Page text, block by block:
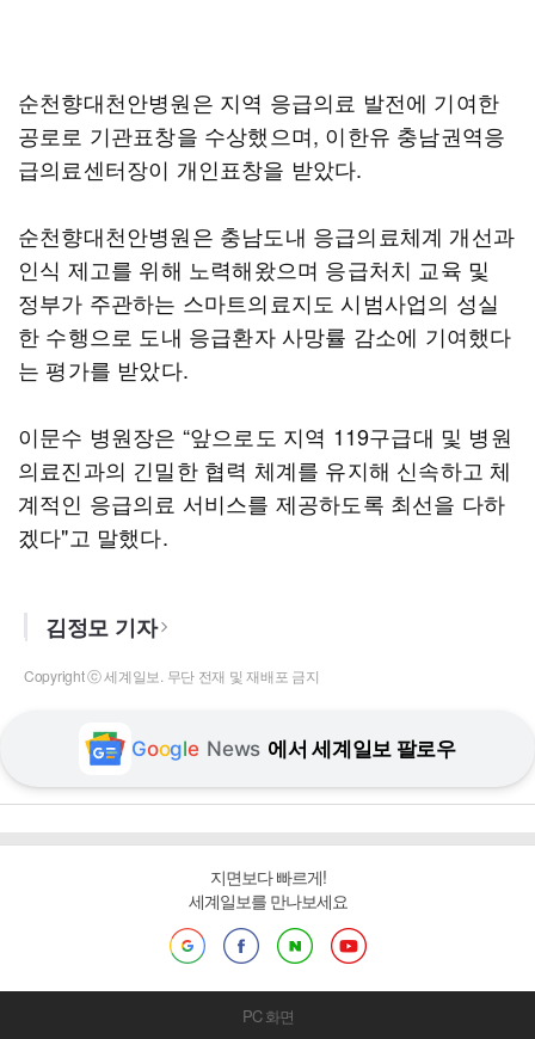
순천향대천안병원은 지역 응급의료 발전에 기여한
공로로 기관표창을 수상했으며, 이한유 충남권역응
급의료센터장이 개인표창을 받았다.
순천향대천안병원은 충남도내 응급의료체계 개선과
인식 제고를 위해 노력해왔으며 응급처치 교육 및
정부가 주관하는 스마트의료지도 시범사업의 성실
한 수행으로 도내 응급환자 사망률 감소에 기여했다
는 평가를 받았다.
이문수 병원장은 “앞으로도 지역 119구급대 및 병원
의료진과의 긴밀한 협력 체계를 유지해 신속하고 체
계적인 응급의료 서비스를 제공하도록 최선을 다하
겠다"고 말했다.
김정모 기자
Copyright ⓒ 세계일보. 무단 전재 및 재배포 금지
Google News 에서 세계일보 팔로우
지면보다 빠르게!
세계일보를 만나보세요
PC 화면